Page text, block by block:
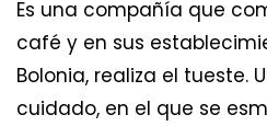
Es una compañía que
café y en sus
Bolonia, realiza el tueste.
cuidado, en el que se